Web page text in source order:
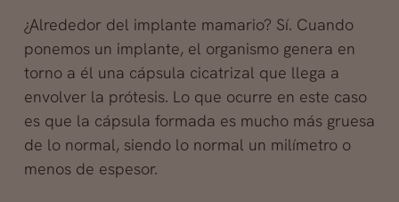
¿Alrededor del implante mamario? Sí. Cuando
ponemos un implante, el organismo genera en
torno a él una cápsula cicatrizal que llega a
envolver la prótesis. Lo que ocurre en este caso
es que la cápsula formada es mucho más gruesa
de lo normal, siendo lo normal un milímetro o
menos de espesor.